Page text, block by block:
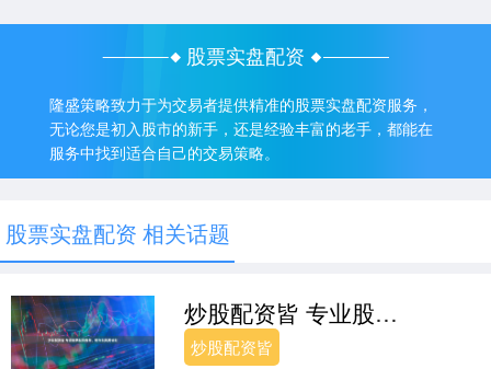
股票实盘配资
隆盛策略致力于为交易者提供精准的股票实盘配资服务，
无论您是初入股市的新手，还是经验丰富的老手，都能在
服务中找到适合自己的交易策略。
股票实盘配资 相关话题
炒股配资皆 专业股票配资推荐，助你投资更轻松
炒股配资皆